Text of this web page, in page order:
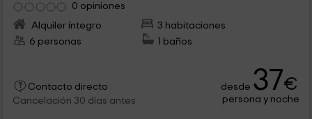
0 opiniones
Alquiler íntegro
3 habitaciones
6 personas
1 baños
Contacto directo
Cancelación 30 días antes
desde 37€
persona y noche